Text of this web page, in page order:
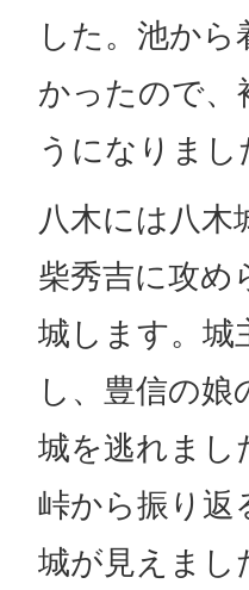
した。池から
かったので、
うになりまし
八木には八木
柴秀吉に攻め
城します。城
し、豊信の娘
城を逃れまし
峠から振り返
城が見えまし